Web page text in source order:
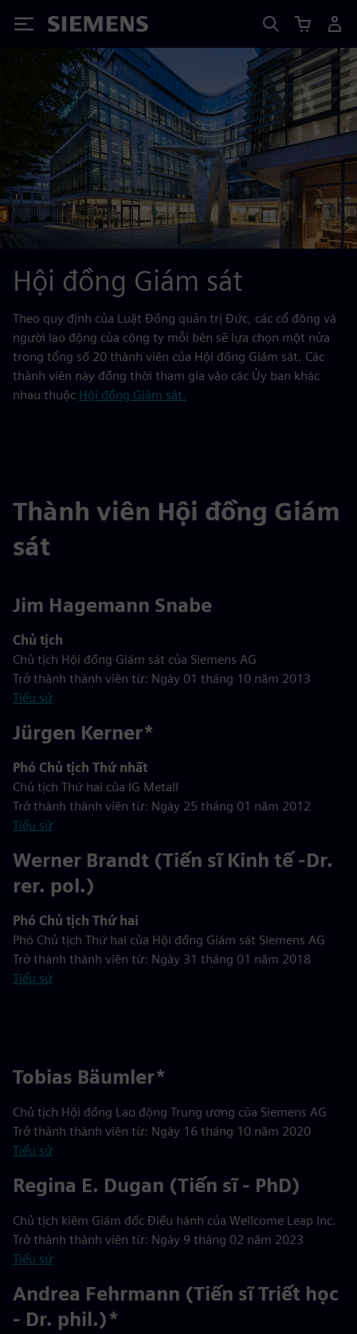
Siemens
Hội đồng Giám sát
Theo quy định của Luật Đồng quản trị Đức, các cổ đông và
người lao động của công ty mỗi bên sẽ lựa chọn một nửa
trong tổng số 20 thành viên của Hội đồng Giám sát. Các
thành viên này đồng thời tham gia vào các Ủy ban khác
nhau thuộc Hội đồng Giám sát.
Thành viên Hội đồng Giám
sát
Jim Hagemann Snabe
Chủ tịch
Chủ tịch Hội đồng Giám sát của Siemens AG
Trở thành thành viên từ: Ngày 01 tháng 10 năm 2013
Tiểu sử
Jürgen Kerner*
Phó Chủ tịch Thứ nhất
Chủ tịch Thứ hai của IG Metall
Trở thành thành viên từ: Ngày 25 tháng 01 năm 2012
Tiểu sử
Werner Brandt (Tiến sĩ Kinh tế -Dr.
rer. pol.)
Phó Chủ tịch Thứ hai
Phó Chủ tịch Thứ hai của Hội đồng Giám sát Siemens AG
Trở thành thành viên từ: Ngày 31 tháng 01 năm 2018
Tiểu sử
Tobias Bäumler*
Chủ tịch Hội đồng Lao động Trung ương của Siemens AG
Trở thành thành viên từ: Ngày 16 tháng 10 năm 2020
Tiểu sử
Regina E. Dugan (Tiến sĩ - PhD)
Chủ tịch kiêm Giám đốc Điều hành của Wellcome Leap Inc.
Trở thành thành viên từ: Ngày 9 tháng 02 năm 2023
Tiểu sử
Andrea Fehrmann (Tiến sĩ Triết học
- Dr. phil.)*